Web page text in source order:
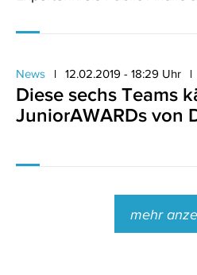
News 12.02.2019 - 18:29 Uhr
Diese sechs Teams
JuniorAWARDs von
mehr